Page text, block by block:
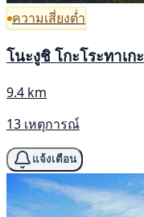
ความเสี่ยงต่ำ
โนะงูชิ โกะโระทาเกะ
9.4 km
13 เหตุการณ์
แจ้งเตือน